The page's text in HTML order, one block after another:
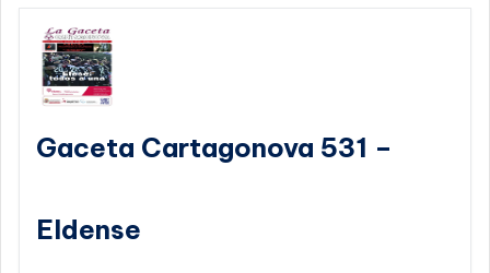
Gaceta Cartagonova 531 –
Eldense